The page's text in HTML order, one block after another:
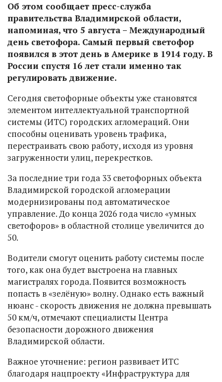
Об этом сообщает пресс-служба
правительства Владимирской области,
напоминая, что 5 августа – Международный
день светофора. Самый первый светофор
появился в этот день в Америке в 1914 году. В
России спустя 16 лет стали именно так
регулировать движение.
Сегодня светофорные объекты уже становятся
элементом интеллектуальной транспортной
системы (ИТС) городских агломераций. Они
способны оценивать уровень трафика,
перестраивать свою работу, исходя из уровня
загруженности улиц, перекрестков.
За последние три года 33 светофорных объекта
Владимирской городской агломерации
модернизированы под автоматическое
управление. До конца 2026 года число «умных
светофоров» в областной столице увеличится до
50.
Водители смогут оценить работу системы после
того, как она будет выстроена на главных
магистралях города. Появится возможность
попасть в «зелёную» волну. Однако есть важный
нюанс - скорость движения не должна превышать
50 км/ч, отмечают специалисты Центра
безопасности дорожного движения
Владимирской области.
Важное уточнение: регион развивает ИТС
благодаря нацпроекту «Инфраструктура для